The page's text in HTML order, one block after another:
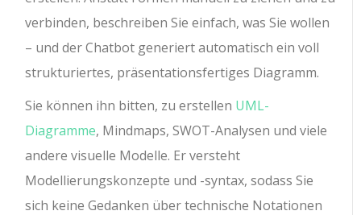
verbinden, beschreiben Sie einfach, was Sie wollen
– und der Chatbot generiert automatisch ein voll
strukturiertes, präsentationsfertiges Diagramm.
Sie können ihn bitten, zu erstellen UML-
Diagramme, Mindmaps, SWOT-Analysen und viele
andere visuelle Modelle. Er versteht
Modellierungskonzepte und -syntax, sodass Sie
sich keine Gedanken über technische Notationen